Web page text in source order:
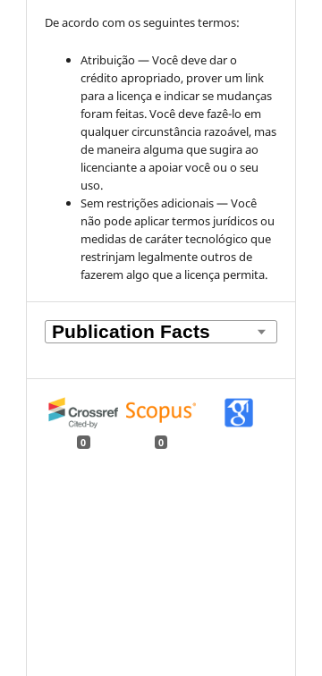
De acordo com os seguintes termos:
Atribuição — Você deve dar o
crédito apropriado, prover um link
para a licença e indicar se mudanças
foram feitas. Você deve fazê-lo em
qualquer circunstância razoável, mas
de maneira alguma que sugira ao
licenciante a apoiar você ou o seu
uso.
Sem restrições adicionais — Você
não pode aplicar termos jurídicos ou
medidas de caráter tecnológico que
restrinjam legalmente outros de
fazerem algo que a licença permita.
0 0